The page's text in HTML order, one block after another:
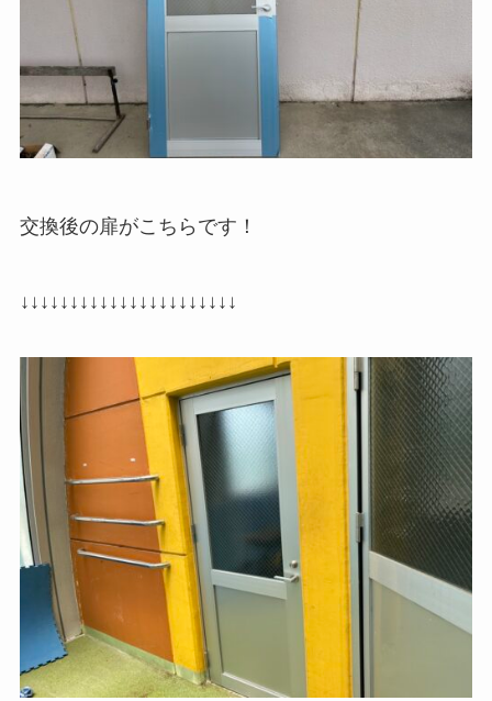
交換後の扉がこちらです！
↓↓↓↓↓↓↓↓↓↓↓↓↓↓↓↓↓↓↓↓↓↓